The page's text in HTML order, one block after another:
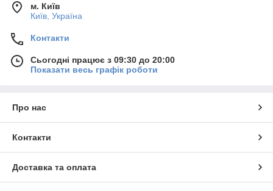
м. Київ
Київ, Україна
Контакти
Сьогодні працює з 09:30 до 20:00
Показати весь графік роботи
Про нас
Контакти
Доставка та оплата